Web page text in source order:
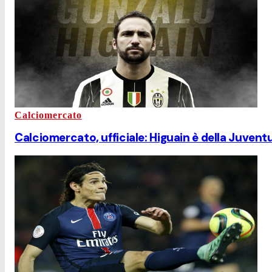
Calciomercato
Calciomercato, ufficiale: Higuain è della